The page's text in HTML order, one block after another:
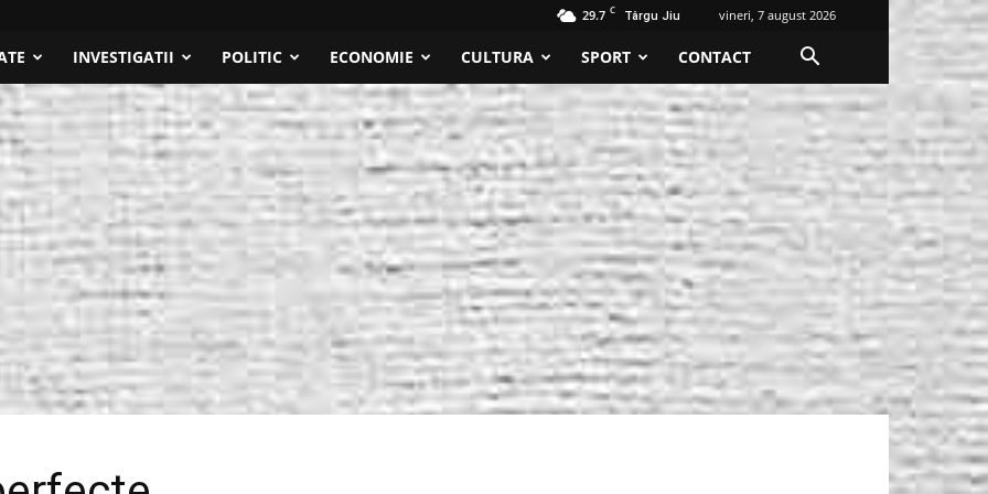
29.7 C Târgu Jiu vineri, 7 august 2026
INVESTIGATII POLITIC ECONOMIE CULTURA SPORT CONTACT